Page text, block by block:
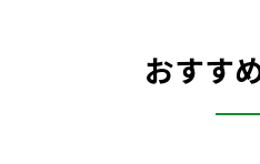
おすす